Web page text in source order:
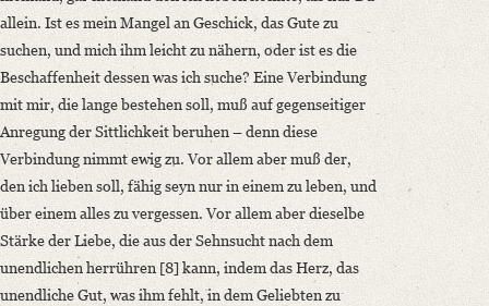
allein. Ist es mein Mangel an Geschick, das Gute zu
suchen, und mich ihm leicht zu nähern, oder ist es die
Beschaffenheit dessen was ich suche? Eine Verbindung
mit mir, die lange bestehen soll, muß auf gegenseitiger
Anregung der Sittlichkeit beruhen – denn diese
Verbindung nimmt ewig zu. Vor allem aber muß der,
den ich lieben soll, fähig seyn nur in einem zu leben, und
über einem alles zu vergessen. Vor allem aber dieselbe
Stärke der Liebe, die aus der Sehnsucht nach dem
unendlichen herrühren [8] kann, indem das Herz, das
unendliche Gut, was ihm fehlt, in dem Geliebten zu